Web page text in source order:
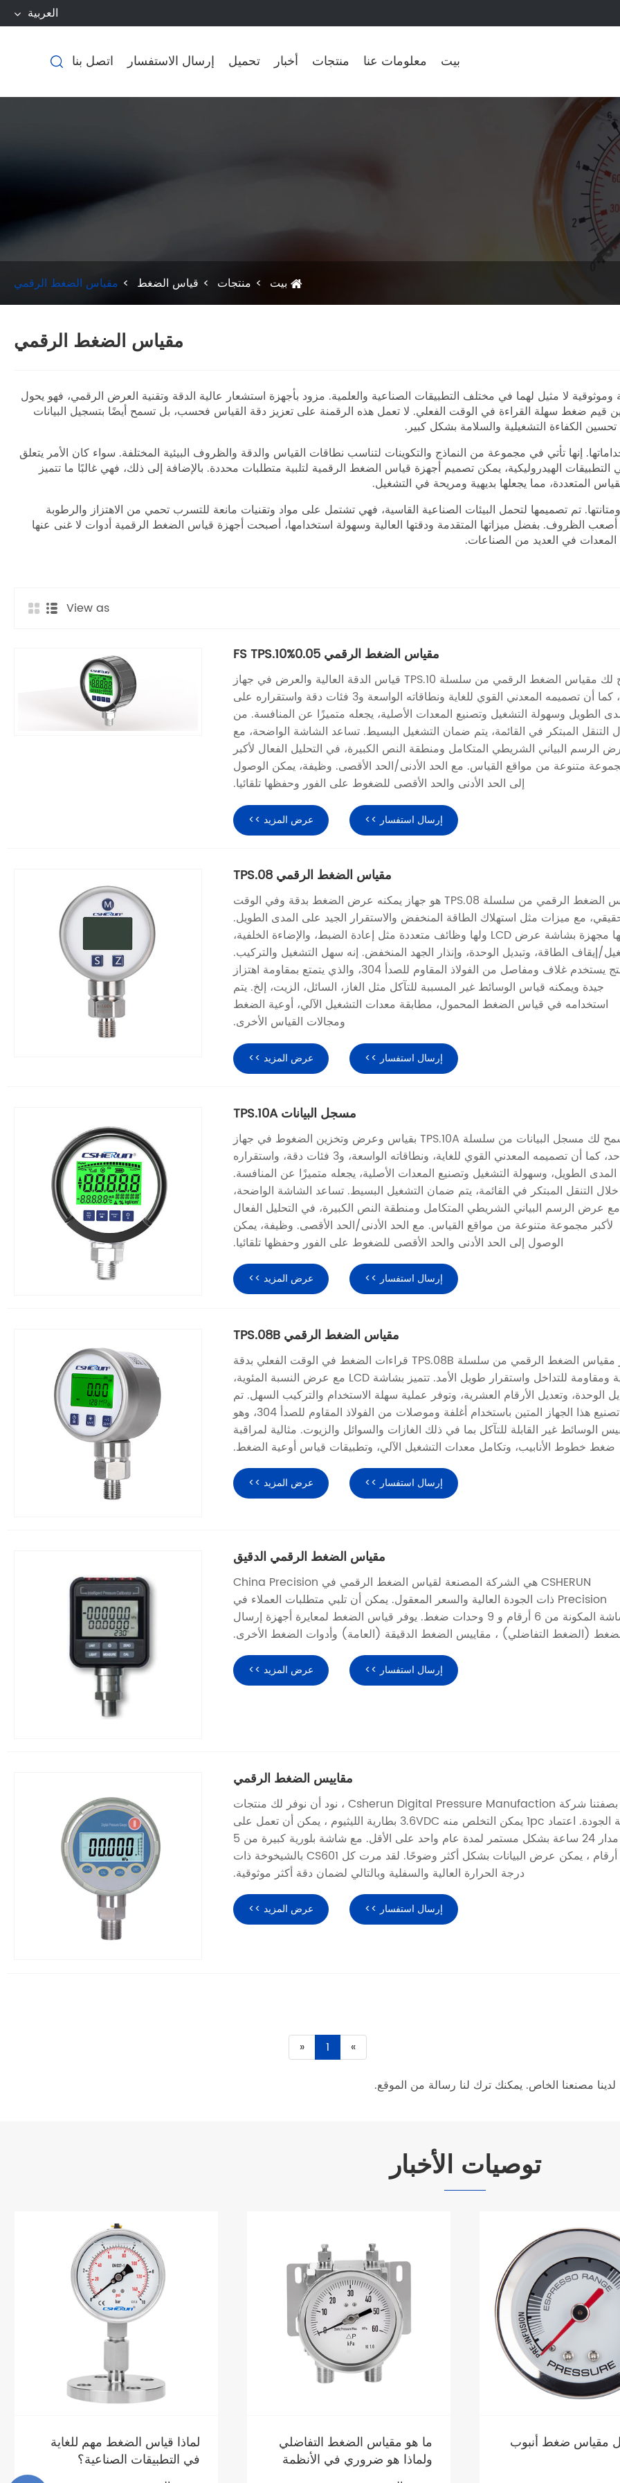
العربية
بيت معلومات عنا منتجات أخبار تحميل إرسال الاستفسار اتصل بنا 
بيت منتجات قياس الضغط مقياس الضغط الرقمي
مقياس الضغط الرقمي
لا مثيل لهما في مختلف التطبيقات الصناعية والعلمية. مزود بأجهزة استشعار عالية الدقة وتقنية العرض الرقمي، فهو يحول
قيم ضغط سهلة القراءة في الوقت الفعلي. لا تعمل هذه الرقمنة على تعزيز دقة القياس فحسب، بل تسمح أيضًا بتسجيل البيانات
الكفاءة التشغيلية والسلامة بشكل كبير.
إنها تأتي في مجموعة من النماذج والتكوينات لتناسب نطاقات القياس والدقة والظروف البيئية المختلفة. سواء كان الأمر يتعلق
الهيدروليكية، يمكن تصميم أجهزة قياس الضغط الرقمية لتلبية متطلبات محددة. بالإضافة إلى ذلك، فهي غالبًا ما تتميز
المتعددة، مما يجعلها بديهية ومريحة في التشغيل.
تم تصميمها لتحمل البيئات الصناعية القاسية، فهي تشتمل على مواد وتقنيات مانعة للتسرب تحمي من الاهتزاز والرطوبة
الظروف. بفضل ميزاتها المتقدمة ودقتها العالية وسهولة استخدامها، أصبحت أجهزة قياس الضغط الرقمية أدوات لا غنى عنها
في العديد من الصناعات.
View as
مقياس الضغط الرقمي 0.05%FS TPS.10
يتيح لك مقياس الضغط الرقمي من سلسلة TPS.10 قياس الدقة العالية والعرض في جهاز
واحد، كما أن تصميمه المعدني القوي للغاية ونطاقاته الواسعة و3 فئات دقة واستقراره على
الطويل وسهولة التشغيل وتصنيع المعدات الأصلية، يجعله متميزًا عن المنافسة. من
التنقل المبتكر في القائمة، يتم ضمان التشغيل البسيط. تساعد الشاشة الواضحة، مع
الرسم البياني الشريطي المتكامل ومنطقة النص الكبيرة، في التحليل الفعال لأكبر
متنوعة من مواقع القياس. مع الحد الأدنى/الحد الأقصى. وظيفة، يمكن الوصول
إلى الحد الأدنى والحد الأقصى للضغوط على الفور وحفظها تلقائيا.
عرض المزيد >> إرسال استفسار >>
مقياس الضغط الرقمي TPS.08
مقياس الضغط الرقمي من سلسلة TPS.08 هو جهاز يمكنه عرض الضغط بدقة وفي الوقت
مع ميزات مثل استهلاك الطاقة المنخفض والاستقرار الجيد على المدى الطويل.
إنها مجهزة بشاشة عرض LCD ولها وظائف متعددة مثل إعادة الضبط، والإضاءة الخلفية،
إيقاف الطاقة، وتبديل الوحدة، وإنذار الجهد المنخفض. إنه سهل التشغيل والتركيب.
المنتج يستخدم غلاف ومفاصل من الفولاذ المقاوم للصدأ 304، والذي يتمتع بمقاومة اهتزاز
جيدة ويمكنه قياس الوسائط غير المسببة للتآكل مثل الغاز، السائل، الزيت، إلخ. يتم
استخدامه في قياس الضغط المحمول، مطابقة معدات التشغيل الآلي، أوعية الضغط
ومجالات القياس الأخرى.
عرض المزيد >> إرسال استفسار >>
مسجل البيانات TPS.10A
يسمح لك مسجل البيانات من سلسلة TPS.10A بقياس وعرض وتخزين الضغوط في جهاز
واحد، كما أن تصميمه المعدني القوي للغاية، ونطاقاته الواسعة، و3 فئات دقة، واستقراره
الطويل، وسهولة التشغيل وتصنيع المعدات الأصلية، يجعله متميزًا عن المنافسة.
التنقل المبتكر في القائمة، يتم ضمان التشغيل البسيط. تساعد الشاشة الواضحة،
مع عرض الرسم البياني الشريطي المتكامل ومنطقة النص الكبيرة، في التحليل الفعال
لأكبر مجموعة متنوعة من مواقع القياس. مع الحد الأدنى/الحد الأقصى. وظيفة، يمكن
الوصول إلى الحد الأدنى والحد الأقصى للضغوط على الفور وحفظها تلقائيا.
عرض المزيد >> إرسال استفسار >>
مقياس الضغط الرقمي TPS.08B
يوفر مقياس الضغط الرقمي من سلسلة TPS.08B قراءات الضغط في الوقت الفعلي بدقة
عالية ومقاومة للتداخل واستقرار طويل الأمد. تتميز بشاشة LCD مع عرض النسبة المئوية،
الوحدة، وتعديل الأرقام العشرية، وتوفر عملية سهلة الاستخدام والتركيب السهل. تم
تصنيع هذا الجهاز المتين باستخدام أغلفة وموصلات من الفولاذ المقاوم للصدأ 304، وهو
الوسائط غير القابلة للتآكل بما في ذلك الغازات والسوائل والزيوت. مثالية لمراقبة
ضغط خطوط الأنابيب، وتكامل معدات التشغيل الآلي، وتطبيقات قياس أوعية الضغط.
عرض المزيد >> إرسال استفسار >>
مقياس الضغط الرقمي الدقيق
CSHERUN هي الشركة المصنعة لقياس الضغط الرقمي في China Precision
Precision ذات الجودة العالية والسعر المعقول. يمكن أن تلبي متطلبات العملاء في
الشاشة المكونة من 6 أرقام و 9 وحدات ضغط. يوفر قياس الضغط لمعايرة أجهزة إرسال
(الضغط التفاضلي) ، مقاييس الضغط الدقيقة (العامة) وأدوات الضغط الأخرى.
عرض المزيد >> إرسال استفسار >>
مقاييس الضغط الرقمي
بصفتنا شركة Csherun Digital Pressure Manufaction ، نود أن نوفر لك منتجات
عالية الجودة. اعتماد 1pc يمكن التخلص منه 3.6VDC بطارية الليثيوم ، يمكن أن تعمل على
مدار 24 ساعة بشكل مستمر لمدة عام واحد على الأقل. مع شاشة بلورية كبيرة من 5
أرقام ، يمكن عرض البيانات بشكل أكثر وضوحًا. لقد مرت كل CS601 بالشيخوخة ذات
درجة الحرارة العالية والسفلية وبالتالي لضمان دقة أكثر موثوقية.
عرض المزيد >> إرسال استفسار >>
« 1 »
مصنعنا الخاص. يمكنك ترك لنا رسالة من الموقع.
توصيات الأخبار
الضغط التفاضلي
لماذا قياس الضغط مهم للغاية
في التطبيقات الصناعية؟
كيف يعمل مقياس الضغط
الرقمي على تحسين دقة القياس
وكفاءته؟